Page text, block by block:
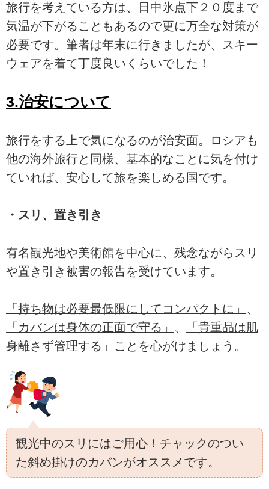
旅行を考えている方は、日中氷点下２０度まで
気温が下がることもあるので更に万全な対策が
必要です。筆者は年末に行きましたが、スキー
ウェアを着て丁度良いくらいでした！
3.治安について
旅行をする上で気になるのが治安面。ロシアも
他の海外旅行と同様、基本的なことに気を付け
ていれば、安心して旅を楽しめる国です。
・スリ、置き引き
有名観光地や美術館を中心に、残念ながらスリ
や置き引き被害の報告を受けています。
「持ち物は必要最低限にしてコンパクトに」 、
「カバンは身体の正面で守る」 、
「貴重品は肌
身離さず管理する」 ことを心がけましょう。
観光中のスリにはご用心！チャックのつい
た斜め掛けのカバンがオススメです。